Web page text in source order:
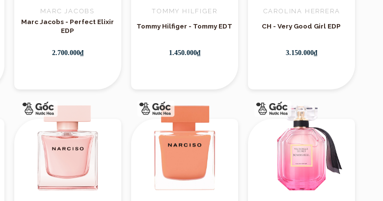
Hmagazine
MARC JACOBS
Marc Jacobs - Perfect Elixir
EDP
2.700.000₫
TOMMY HILFIGER
Tommy Hilfiger - Tommy EDT
1.450.000₫
CAROLINA HERRERA
CH - Very Good Girl EDP
3.150.000₫